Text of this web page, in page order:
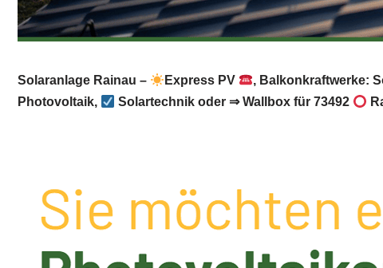
Solaranlage Rainau – Express PV , Balkonkraftwerke:
Photovoltaik,
Solartechnik oder ⇒ Wallbox für 73492